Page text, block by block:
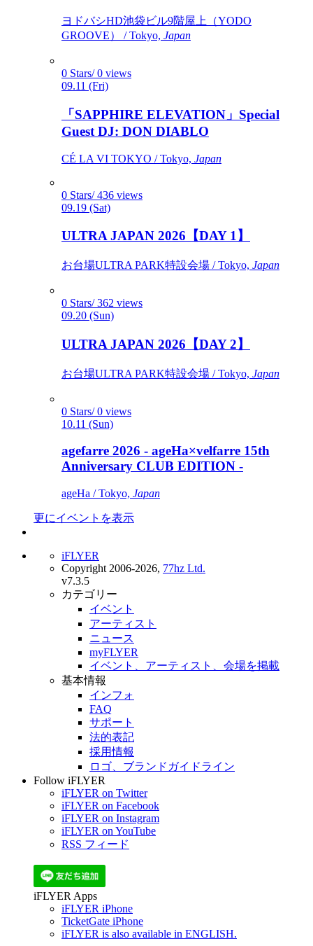
ヨドバシHD池袋ビル9階屋上（YODO
GROOVE） / Tokyo, Japan
0 Stars/ 0 views
09.11 (Fri)
「SAPPHIRE ELEVATION」Special
Guest DJ: DON DIABLO
CÉ LA VI TOKYO / Tokyo, Japan
0 Stars/ 436 views
09.19 (Sat)
ULTRA JAPAN 2026【DAY 1】
お台場ULTRA PARK特設会場 / Tokyo, Japan
0 Stars/ 362 views
09.20 (Sun)
ULTRA JAPAN 2026【DAY 2】
お台場ULTRA PARK特設会場 / Tokyo, Japan
0 Stars/ 0 views
10.11 (Sun)
agefarre 2026 - ageHa×velfarre 15th
Anniversary CLUB EDITION -
ageHa / Tokyo, Japan
更にイベントを表示
iFLYER
Copyright 2006-2026, 77hz Ltd.
v7.3.5
カテゴリー
イベント
アーティスト
ニュース
myFLYER
イベント、アーティスト、会場を掲載
基本情報
インフォ
FAQ
サポート
法的表記
採用情報
ロゴ、ブランドガイドライン
Follow iFLYER
iFLYER on Twitter
iFLYER on Facebook
iFLYER on Instagram
iFLYER on YouTube
RSS フィード
iFLYER Apps
iFLYER iPhone
TicketGate iPhone
iFLYER is also available in ENGLISH.